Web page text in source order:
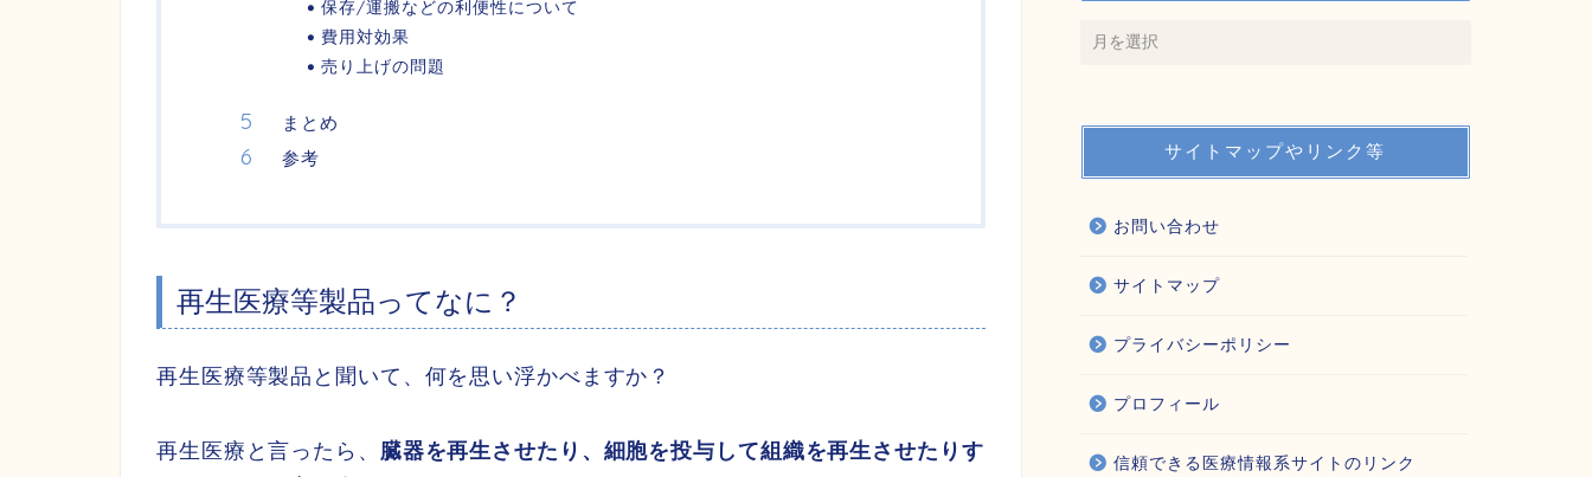
保存/運搬などの利便性について
費用対効果
売り上げの問題
まとめ
参考
再生医療等製品ってなに？
再生医療等製品と聞いて、何を思い浮かべますか？
再生医療と言ったら、 臓器を再生させたり、細胞を投与して組織を再生させたりす
サイトマップやリンク等
お問い合わせ
サイトマップ
プライバシーポリシー
プロフィール
信頼できる医療情報系サイトのリンク